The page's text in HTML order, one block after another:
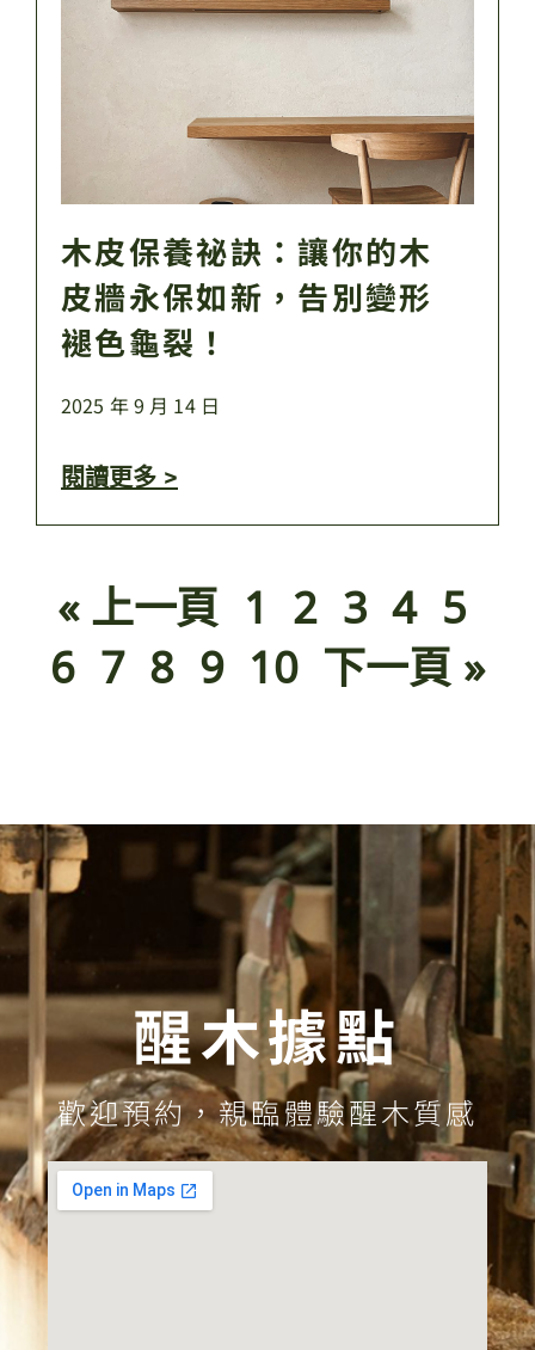
木皮保養祕訣：讓你的木
皮牆永保如新，告別變形
褪色龜裂！
2025 年 9 月 14 日
閱讀更多 >
« 上一頁 1 2 3 4 5
6 7 8 9 10 下一頁 »
醒木據點
歡迎預約，親臨體驗醒木質感